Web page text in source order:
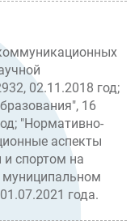
02.11.2018 год;
16
"Нормативно-
аспекты
и спортом на
муниципальном
года.